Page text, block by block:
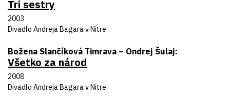
Názov inscenácie
Tri sestry
Rok uvedenia
2003
Divadlo
Divadlo Andreja Bagara v Nitre
Autor predlohy
Božena Slančíková Timrava – Ondrej Šulaj
Názov inscenácie
Všetko za národ
Rok uvedenia
2008
Divadlo
Divadlo Andreja Bagara v Nitre